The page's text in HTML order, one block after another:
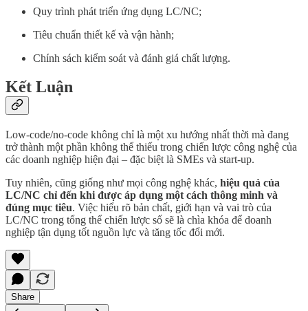
Quy trình phát triển ứng dụng LC/NC;
Tiêu chuẩn thiết kế và vận hành;
Chính sách kiểm soát và đánh giá chất lượng.
Kết Luận
Low-code/no-code không chỉ là một xu hướng nhất thời mà đang
trở thành một phần không thể thiếu trong chiến lược công nghệ của
các doanh nghiệp hiện đại – đặc biệt là SMEs và start-up.
Tuy nhiên, cũng giống như mọi công nghệ khác, hiệu quả của
LC/NC chỉ đến khi được áp dụng một cách thông minh và
đúng mục tiêu. Việc hiểu rõ bản chất, giới hạn và vai trò của
LC/NC trong tổng thể chiến lược số sẽ là chìa khóa để doanh
nghiệp tận dụng tốt nguồn lực và tăng tốc đổi mới.
Share